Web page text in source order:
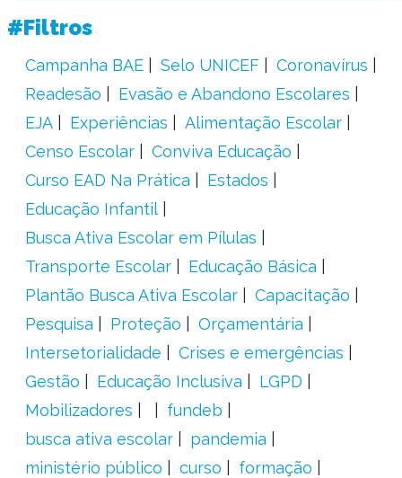
#Filtros
Campanha BAE Selo UNICEF
Coronavírus
Readesão
Evasão e Abandono Escolares
EJA
Experiências
Alimentação Escolar
Censo Escolar
Conviva Educação
Curso EAD Na Prática
Estados
Educação Infantil
Busca Ativa Escolar em Pílulas
Transporte Escolar
Educação Básica
Plantão Busca Ativa Escolar
Capacitação
Pesquisa
Proteção
Orçamentária
Intersetorialidade
Crises e emergências
Gestão
Educação Inclusiva
LGPD
Mobilizadores
fundeb
busca ativa escolar
pandemia
ministério público
curso
formação